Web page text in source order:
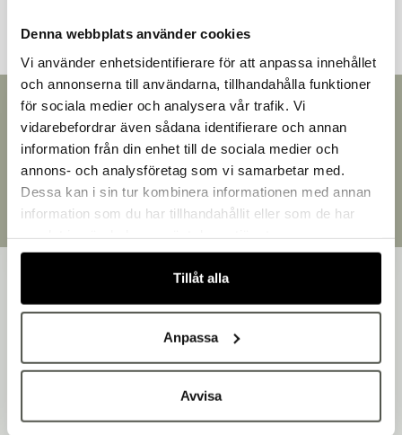
Denna webbplats använder cookies
Vi använder enhetsidentifierare för att anpassa innehållet
och annonserna till användarna, tillhandahålla funktioner
för sociala medier och analysera vår trafik. Vi
vidarebefordrar även sådana identifierare och annan
information från din enhet till de sociala medier och
annons- och analysföretag som vi samarbetar med.
Dessa kan i sin tur kombinera informationen med annan
information som du har tillhandahållit eller som de har
Tillåt alla
Anpassa
Avvisa
Snabb leverans
Leverans inom 3-5 arbetsdagar.
Brett sortiment
Över 30 000 produkter
Egen produktion
Designat och tillverkat i Småland
utrustning för bageri, konditori och restaurang – med egen
Vi är Bakers - Tillsammans skapar vi en godare värld!
Välkommen till Bakers!
Handlar du som företag eller privatperson?
Fortsätt som privatperson